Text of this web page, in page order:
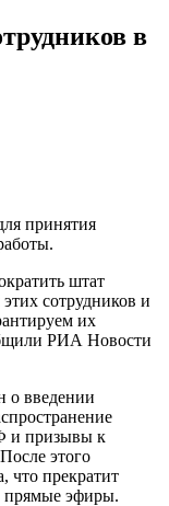
в
принятия
штат
сотрудников и
их
РИА Новости
о введении
и призывы к
этого
что прекратит
прямые эфиры.